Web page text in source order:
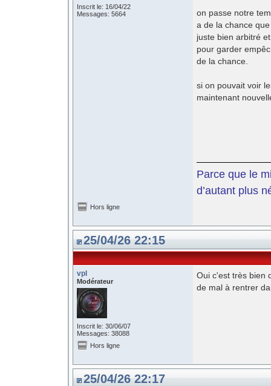
Inscrit le: 16/04/22
Messages: 5664
on passe notre
a de la chance
juste bien arbitré
pour garder
de la chance.
si on pouvait voir
maintenant
Parce que le
d’autant plus
Hors ligne
25/04/26 22:15
vpl
Modérateur
Inscrit le: 30/06/07
Messages: 38088
Oui c'est très bien
de mal à rentrer
Hors ligne
25/04/26 22:17